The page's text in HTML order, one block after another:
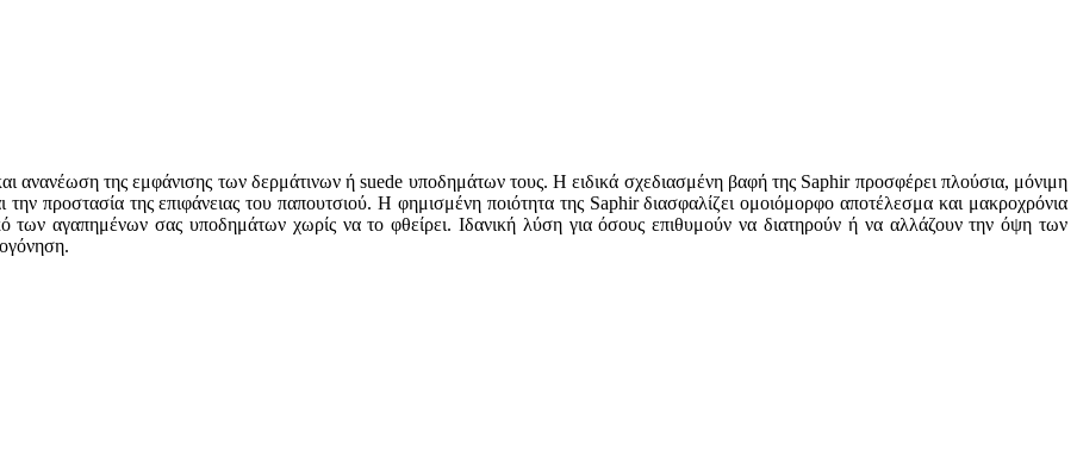
ανανέωση της εμφάνισης των δερμάτινων ή suede υποδημάτων τους. Η ειδικά σχεδιασμένη βαφή της Saphir προσφέρει πλούσια, μόνιμη
προστασία της επιφάνειας του παπουτσιού. Η φημισμένη ποιότητα της Saphir διασφαλίζει ομοιόμορφο αποτέλεσμα και μακροχρόνια
των αγαπημένων σας υποδημάτων χωρίς να το φθείρει. Ιδανική λύση για όσους επιθυμούν να διατηρούν ή να αλλάζουν την όψη των